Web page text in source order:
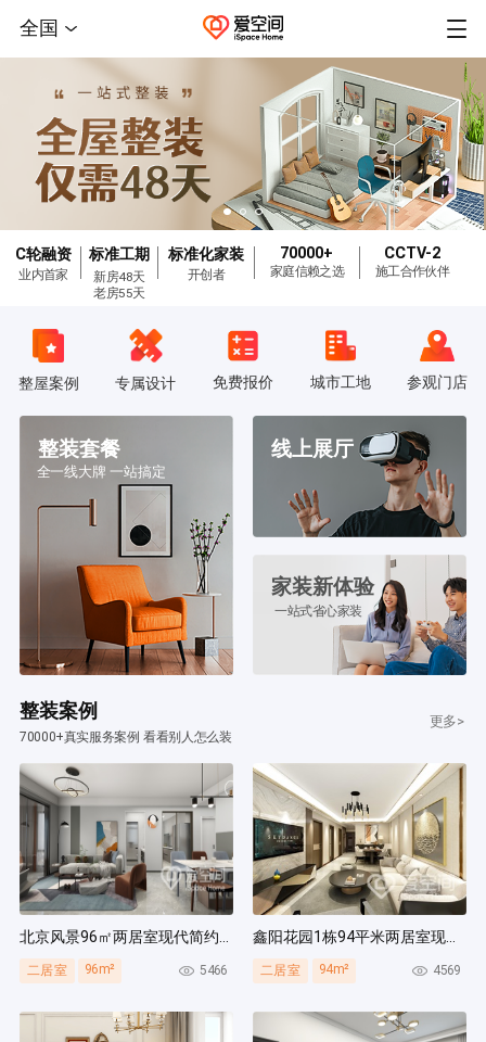
全国
C轮融资
业内首家
标准工期
新房48天
老房55天
标准化家装
开创者
70000+
家庭信赖之选
CCTV-2
施工合作伙伴
整屋案例 专属设计 免费报价 城市工地 参观门店
整装套餐
全一线大牌 一站搞定
线上展厅
家装新体验
一站式省心家装
整装案例
70000+真实服务案例 看看别人怎么装
更多>
北京风景96㎡两居室现代简约风装修案例
二居室 96m² 5466
鑫阳花园1栋94平米两居室现代简约风装修案例
二居室 94m² 4569